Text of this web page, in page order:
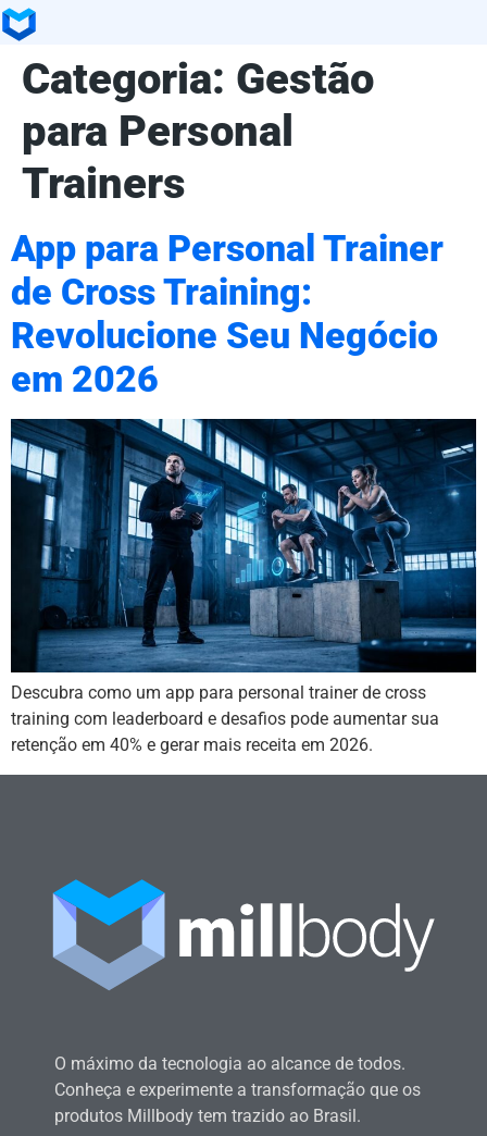
Categoria: Gestão
para Personal
Trainers
App para Personal Trainer
de Cross Training:
Revolucione Seu Negócio
em 2026
Descubra como um app para personal trainer de cross
training com leaderboard e desafios pode aumentar sua
retenção em 40% e gerar mais receita em 2026.
O máximo da tecnologia ao alcance de todos.
Conheça e experimente a transformação que os
produtos Millbody tem trazido ao Brasil.